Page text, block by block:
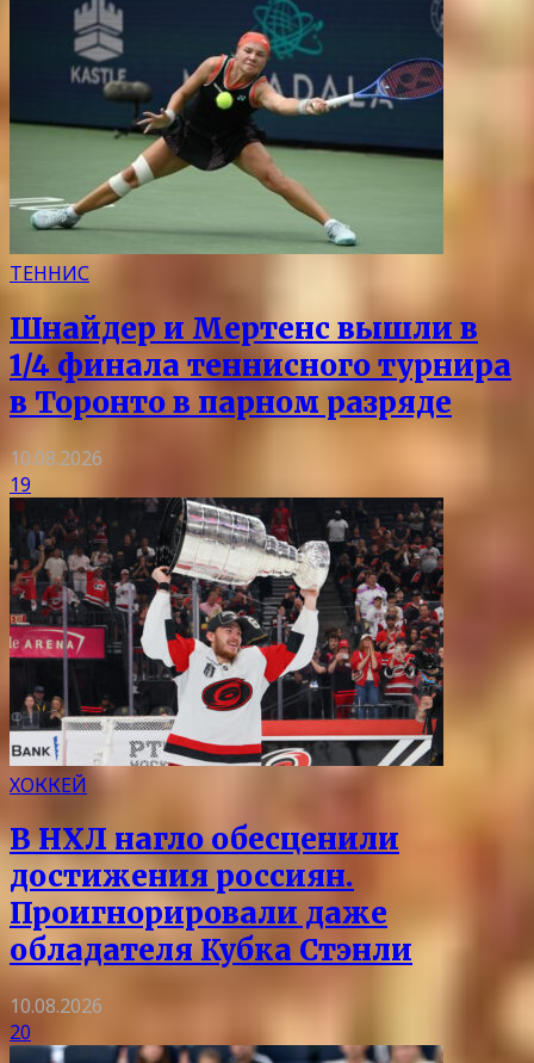
ТЕННИС
Шнайдер и Мертенс вышли в
1/4 финала теннисного турнира
в Торонто в парном разряде
10.08.2026
19
ХОККЕЙ
В НХЛ нагло обесценили
достижения россиян.
Проигнорировали даже
обладателя Кубка Стэнли
10.08.2026
20